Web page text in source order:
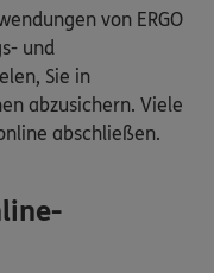
von ERGO
und
Sie in
abzusichern. Viele
abschließen.